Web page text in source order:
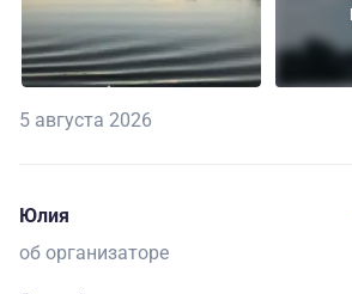
5 августа 2026
Юлия
об организаторе